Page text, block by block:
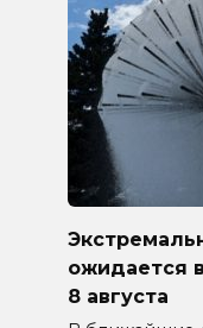
ожидается
8 августа